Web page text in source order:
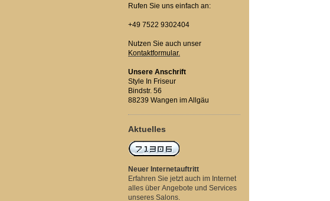
Rufen Sie uns einfach an:
+49 7522 9302404
Nutzen Sie auch unser
Kontaktformular.
Unsere Anschrift
Style In Friseur
Bindstr. 56
88239 Wangen im Allgäu
Aktuelles
Neuer Internetauftritt
Erfahren Sie jetzt auch im Internet
alles über Angebote und Services
unseres Salons.